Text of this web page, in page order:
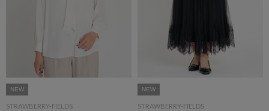
NEW
STRAWBERRY-FIELDS
NEW
STRAWBERRY-FIELDS